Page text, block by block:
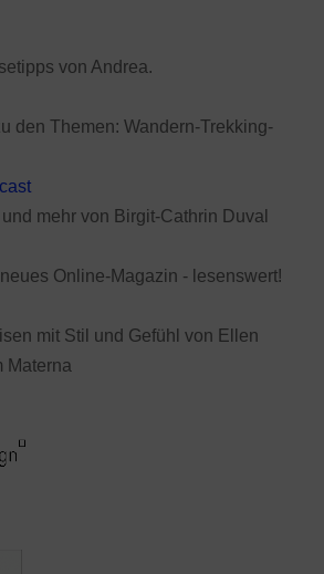
von Andrea.
den Themen: Wandern-Trekking-
mehr von Birgit-Cathrin Duval
Online-Magazin - lesenswert!
mit Stil und Gefühl von Ellen
Materna